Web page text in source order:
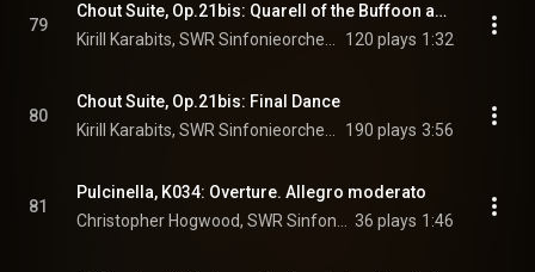
79
Chout Suite, Op.21bis: Quarell of the Buffoon and the Merchant
120 plays 1:32
80
Chout Suite, Op.21bis: Final Dance
190 plays 3:56
81
Pulcinella, K034: Overture. Allegro moderato
36 plays 1:46